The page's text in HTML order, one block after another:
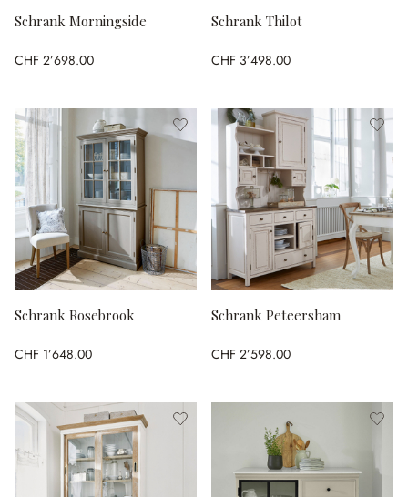
Schrank Morningside
CHF 2’698.00
Schrank Thilot
CHF 3’498.00
Schrank Rosebrook
CHF 1’648.00
Schrank Peteersham
CHF 2’598.00